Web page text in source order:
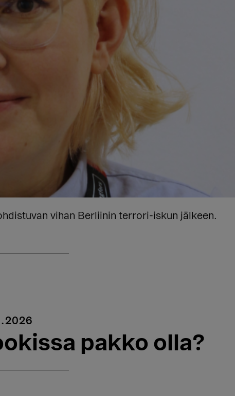
vihan Berliinin terrori-iskun jälkeen.
pakko olla?